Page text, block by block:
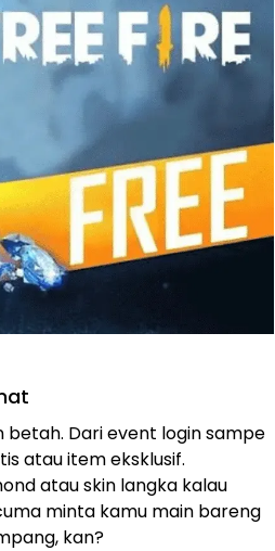
Dari event login sampe
atau item eksklusif.
atau skin langka kalau
minta kamu main bareng
kan?